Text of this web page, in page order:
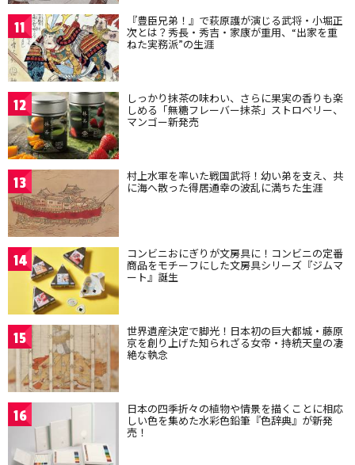
11 『豊臣兄弟！』で萩原護が演じる武将・小堀正
次とは？秀長・秀吉・家康が重用、“出家を重
ねた実務派”の生涯
12 しっかり抹茶の味わい、さらに果実の香りも楽
しめる「無糖フレーバー抹茶」ストロベリー、
マンゴー新発売
13 村上水軍を率いた戦国武将！幼い弟を支え、共
に海へ散った得居通幸の波乱に満ちた生涯
14 コンビニおにぎりが文房具に！コンビニの定番
商品をモチーフにした文房具シリーズ『ジムマ
ート』誕生
15 世界遺産決定で脚光！日本初の巨大都城・藤原
京を創り上げた知られざる女帝・持統天皇の凄
絶な執念
16 日本の四季折々の植物や情景を描くことに相応
しい色を集めた水彩色鉛筆『色辞典』が新発
売！